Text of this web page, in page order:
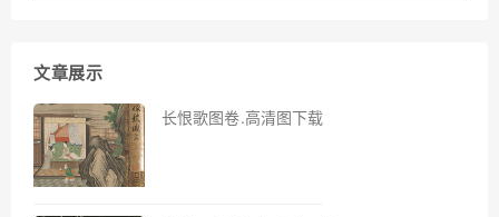
文章展示
长恨歌图卷.高清图下载